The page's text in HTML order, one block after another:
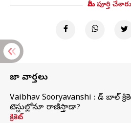
మీరు పూర్తి చేశారు
తాజా వార్తలు
Vaibhav Sooryavanshi : రెడ్ బాల్
టెస్టుల్లోనూ రాణిస్తాడా?
క్రికెట్